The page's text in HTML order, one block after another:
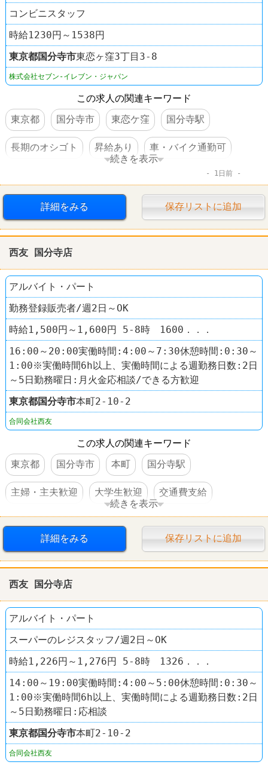
コンビニスタッフ
時給1230円～1538円
東京都国分寺市東恋ヶ窪3丁目3-8
株式会社セブン-イレブン・ジャパン
この求人の関連キーワード
東京都
国分寺市 東恋ケ窪 国分寺駅
長期のオシゴト 昇給あり 車・バイク通勤可
続きを表示
1日前
詳細をみる 保存リストに追加
西友 国分寺店
アルバイト・パート
勤務登録販売者/週2日～OK
時給1,500円～1,600円 5-8時 1600．．．
16:00～20:00実働時間:4:00～7:30休憩時間:0:30～
1:00※実働時間6h以上、実働時間による週勤務日数:2日
～5日勤務曜日:月火金応相談/できる方歓迎
東京都国分寺市本町2-10-2
合同会社西友
この求人の関連キーワード
東京都
国分寺市 本町 国分寺駅
主婦・主夫歓迎 大学生歓迎 交通費支給
社員登用あり 駅チカ スーパー 西友(SEIYU)
続きを表示
詳細をみる 保存リストに追加
西友 国分寺店
アルバイト・パート
スーパーのレジスタッフ/週2日～OK
時給1,226円～1,276円 5-8時 1326．．．
14:00～19:00実働時間:4:00～5:00休憩時間:0:30～
1:00※実働時間6h以上、実働時間による週勤務日数:2日
～5日勤務曜日:応相談
東京都国分寺市本町2-10-2
合同会社西友